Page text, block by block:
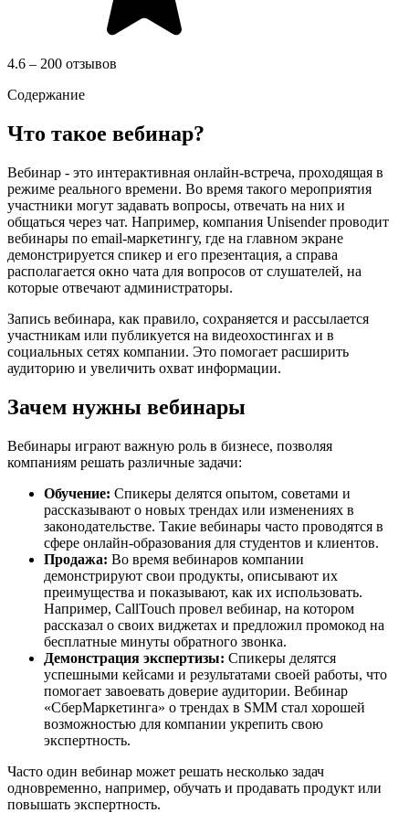
4.6 – 200 отзывов
Содержание
Что такое вебинар?
Вебинар - это интерактивная онлайн-встреча, проходящая в
режиме реального времени. Во время такого мероприятия
участники могут задавать вопросы, отвечать на них и
общаться через чат. Например, компания Unisender проводит
вебинары по email-маркетингу, где на главном экране
демонстрируется спикер и его презентация, а справа
располагается окно чата для вопросов от слушателей, на
которые отвечают администраторы.
Запись вебинара, как правило, сохраняется и рассылается
участникам или публикуется на видеохостингах и в
социальных сетях компании. Это помогает расширить
аудиторию и увеличить охват информации.
Зачем нужны вебинары
Вебинары играют важную роль в бизнесе, позволяя
компаниям решать различные задачи:
Обучение: Спикеры делятся опытом, советами и
рассказывают о новых трендах или изменениях в
законодательстве. Такие вебинары часто проводятся в
сфере онлайн-образования для студентов и клиентов.
Продажа: Во время вебинаров компании
демонстрируют свои продукты, описывают их
преимущества и показывают, как их использовать.
Например, CallTouch провел вебинар, на котором
рассказал о своих виджетах и предложил промокод на
бесплатные минуты обратного звонка.
Демонстрация экспертизы: Спикеры делятся
успешными кейсами и результатами своей работы, что
помогает завоевать доверие аудитории. Вебинар
«СберМаркетинга» о трендах в SMM стал хорошей
возможностью для компании укрепить свою
экспертность.
Часто один вебинар может решать несколько задач
одновременно, например, обучать и продавать продукт или
повышать экспертность.